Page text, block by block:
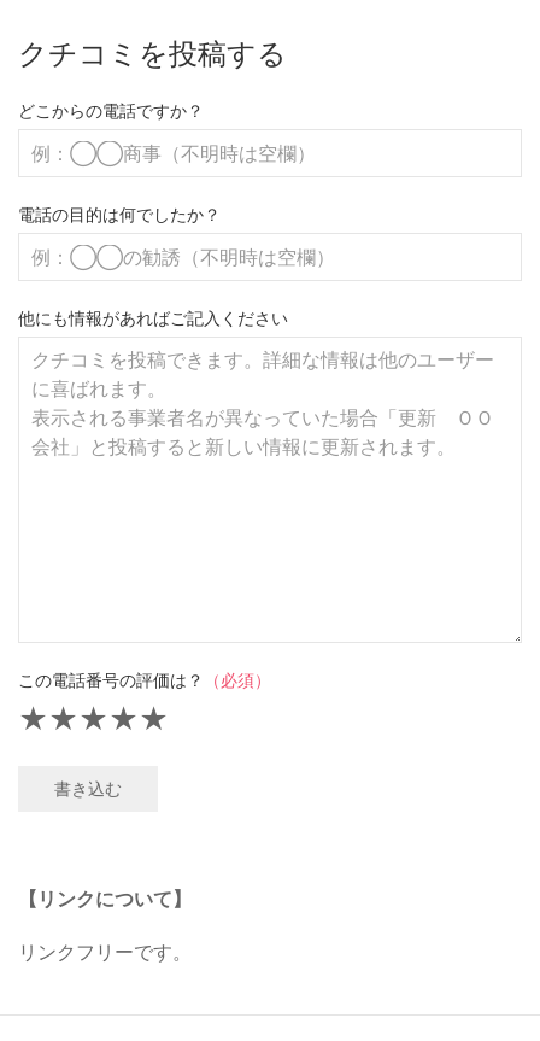
クチコミを投稿する
どこからの電話ですか？
電話の目的は何でしたか？
他にも情報があればご記入ください
この電話番号の評価は？ （必須）
★
★
★
★
★
書き込む
【リンクについて】
リンクフリーです。